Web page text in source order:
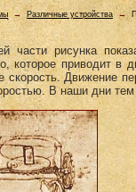
→Различные устройства →
части рисунка
которое приводит в
Движение
В наши дни